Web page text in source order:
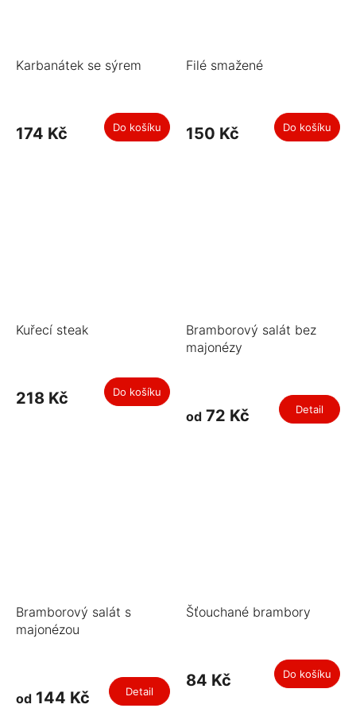
Karbanátek se sýrem
174 Kč Do košíku
Filé smažené
150 Kč Do košíku
Kuřecí steak
218 Kč Do košíku
Bramborový salát bez
majonézy
od 72 Kč Detail
Bramborový salát s
majonézou
od 144 Kč Detail
Šťouchané brambory
84 Kč Do košíku